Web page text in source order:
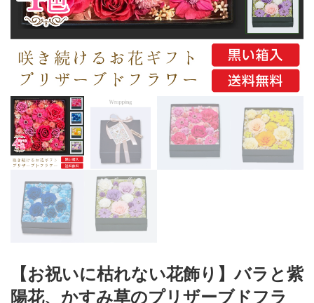
【お祝いに枯れない花飾り】バラと紫
陽花、かすみ草のプリザーブドフラ